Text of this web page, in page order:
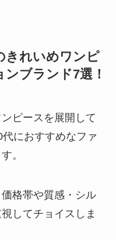
きれいめワンピ
ブランド7選！
ピースを展開して
におすすめなファ
。
格帯や質感・シル
してチョイスしま